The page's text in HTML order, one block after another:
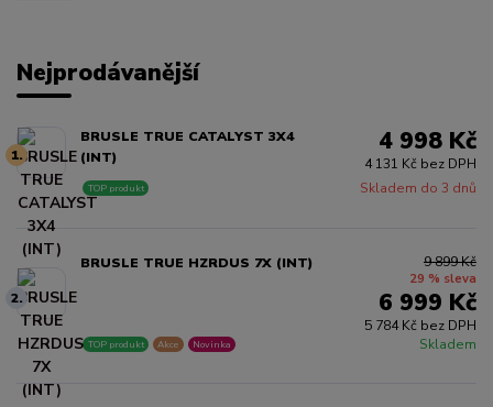
Nejprodávanější
1.
BRUSLE TRUE CATALYST 3X4
(INT)
Skladem do 3 dnů
TOP produkt
4 998 Kč
4 131 Kč bez DPH
2.
BRUSLE TRUE HZRDUS 7X (INT)
Skladem
TOP produkt Akce Novinka
9 899 Kč
29 % sleva
6 999 Kč
5 784 Kč bez DPH